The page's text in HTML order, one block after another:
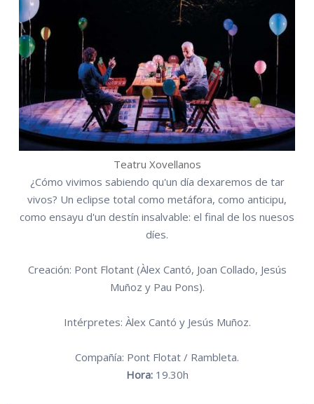
Teatru Xovellanos
¿Cómo vivimos sabiendo qu'un día dexaremos de tar
vivos? Un eclipse total como metáfora, como anticipu,
como ensayu d'un destín insalvable: el final de los nuesos
díes.
Creación: Pont Flotant (Àlex Cantó, Joan Collado, Jesús
Muñoz y Pau Pons).
Intérpretes: Àlex Cantó y Jesús Muñoz.
Compañía: Pont Flotat / Rambleta.
Hora:19.30h